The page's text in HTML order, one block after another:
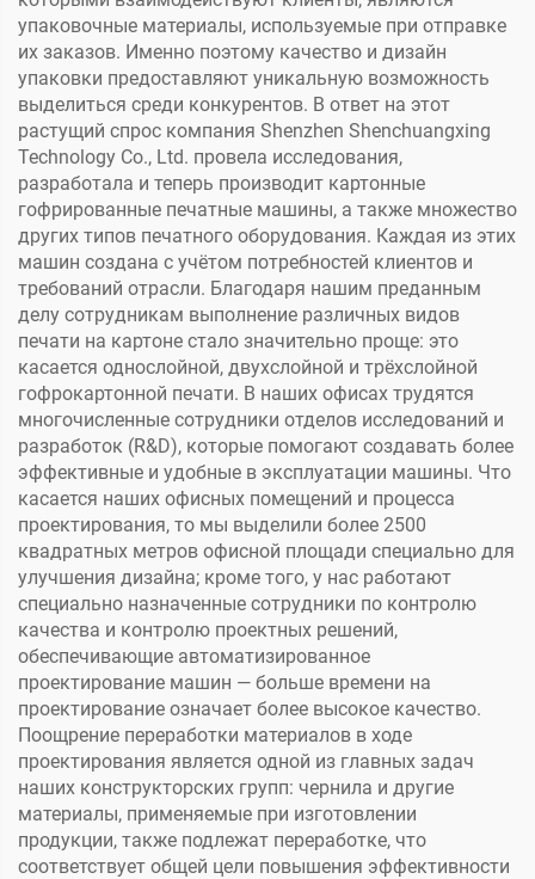
упаковочные материалы, используемые при отправке
их заказов. Именно поэтому качество и дизайн
упаковки предоставляют уникальную возможность
выделиться среди конкурентов. В ответ на этот
растущий спрос компания Shenzhen Shenchuangxing
Technology Co., Ltd. провела исследования,
разработала и теперь производит картонные
гофрированные печатные машины, а также множество
других типов печатного оборудования. Каждая из этих
машин создана с учётом потребностей клиентов и
требований отрасли. Благодаря нашим преданным
делу сотрудникам выполнение различных видов
печати на картоне стало значительно проще: это
касается однослойной, двухслойной и трёхслойной
гофрокартонной печати. В наших офисах трудятся
многочисленные сотрудники отделов исследований и
разработок (R&D), которые помогают создавать более
эффективные и удобные в эксплуатации машины. Что
касается наших офисных помещений и процесса
проектирования, то мы выделили более 2500
квадратных метров офисной площади специально для
улучшения дизайна; кроме того, у нас работают
специально назначенные сотрудники по контролю
качества и контролю проектных решений,
обеспечивающие автоматизированное
проектирование машин — больше времени на
проектирование означает более высокое качество.
Поощрение переработки материалов в ходе
проектирования является одной из главных задач
наших конструкторских групп: чернила и другие
материалы, применяемые при изготовлении
продукции, также подлежат переработке, что
соответствует общей цели повышения эффективности